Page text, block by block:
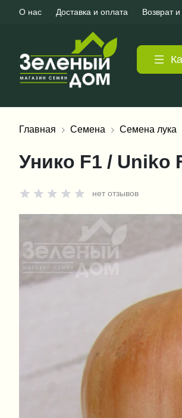
О нас Доставка и оплата Возврат
Главная Семена Семена лука
Унико F1 / Uniko
нет отзывов